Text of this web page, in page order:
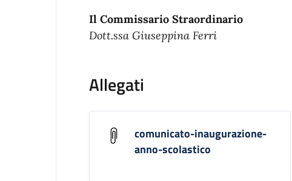
Il Commissario Straordinario
Dott.ssa Giuseppina Ferri
Allegati
comunicato-inaugurazione-
anno-scolastico